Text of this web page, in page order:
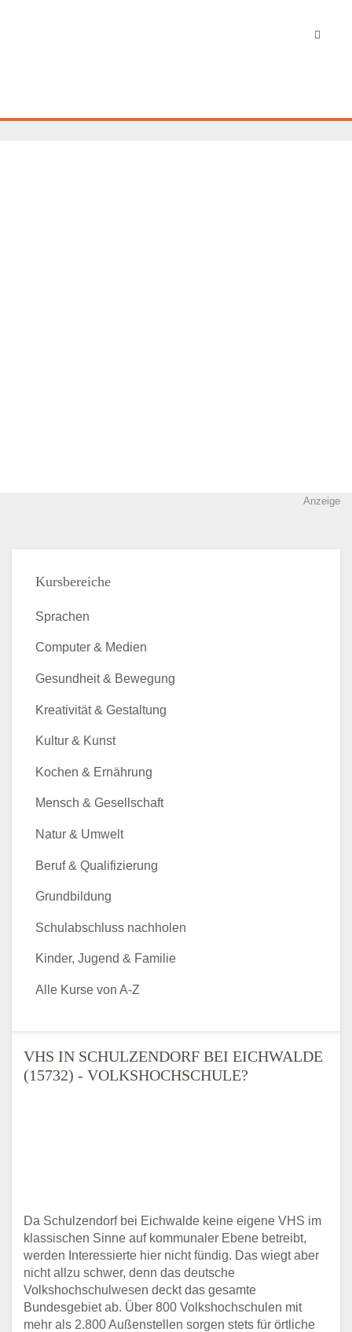
Anzeige
VHS IN SCHULZENDORF BEI EICHWALDE
(15732) - VOLKSHOCHSCHULE?
Da Schulzendorf bei Eichwalde keine eigene VHS im
klassischen Sinne auf kommunaler Ebene betreibt,
werden Interessierte hier nicht fündig. Das wiegt aber
nicht allzu schwer, denn das deutsche
Volkshochschulwesen deckt das gesamte
Bundesgebiet ab. Über 800 Volkshochschulen mit
mehr als 2.800 Außenstellen sorgen stets für örtliche
Kursbereiche
Sprachen
Computer & Medien
Gesundheit & Bewegung
Kreativität & Gestaltung
Kultur & Kunst
Kochen & Ernährung
Mensch & Gesellschaft
Natur & Umwelt
Beruf & Qualifizierung
Grundbildung
Schulabschluss nachholen
Kinder, Jugend & Familie
Alle Kurse von A-Z